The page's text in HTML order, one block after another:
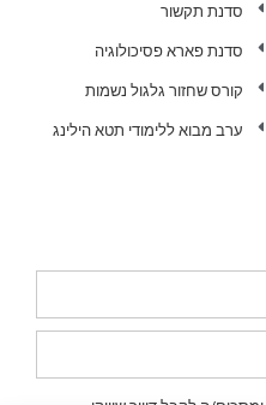
סדנת תקשור
סדנת פארא פסיכולוגיה
קורס שחזור גלגול נשמות
ערב מבוא ללימודי תטא הילינג